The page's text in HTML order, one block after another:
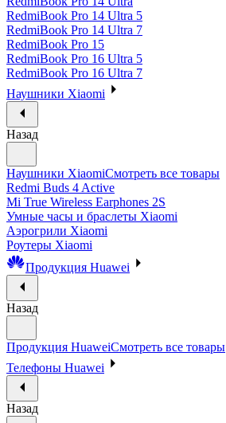
RedmiBook Pro 14 Ultra 5
RedmiBook Pro 14 Ultra 7
RedmiBook Pro 15
RedmiBook Pro 16 Ultra 5
RedmiBook Pro 16 Ultra 7
Наушники Xiaomi
Назад
Наушники XiaomiСмотреть все товары
Redmi Buds 4 Active
Mi True Wireless Earphones 2S
Умные часы и браслеты Xiaomi
Аэрогрили Xiaomi
Роутеры Xiaomi
Продукция Huawei
Назад
Продукция HuaweiСмотреть все товары
Телефоны Huawei
Назад